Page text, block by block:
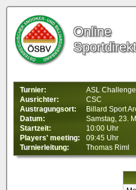
Online
Turnier:
ASL
Ausrichter:
CSC
Austragungsort:
Billard Sport
Datum:
Samstag, 23.
Startzeit:
10:00 Uhr
Players' meeting:
09:45 Uhr
Turnierleitung:
Thomas Riml